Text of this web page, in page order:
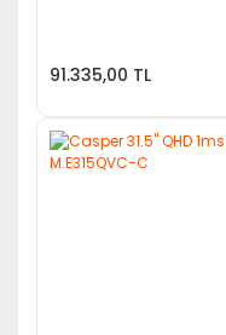
91.335,00 TL